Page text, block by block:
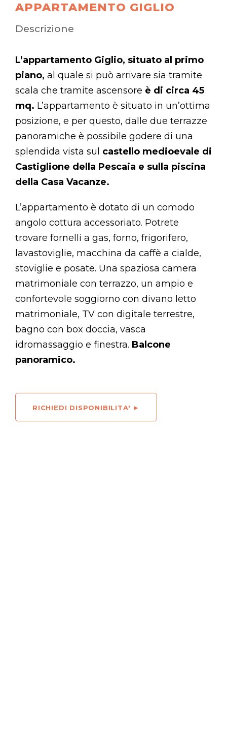
APPARTAMENTO GIGLIO
Descrizione
L’appartamento Giglio, situato al primo
piano, al quale si può arrivare sia tramite
scala che tramite ascensore è di circa 45
mq. L’appartamento è situato in un’ottima
posizione, e per questo, dalle due terrazze
panoramiche è possibile godere di una
splendida vista sul castello medioevale di
Castiglione della Pescaia e sulla piscina
della Casa Vacanze.
L’appartamento è dotato di un comodo
angolo cottura accessoriato. Potrete
trovare fornelli a gas, forno, frigorifero,
lavastoviglie, macchina da caffè a cialde,
stoviglie e posate. Una spaziosa camera
matrimoniale con terrazzo, un ampio e
confortevole soggiorno con divano letto
matrimoniale, TV con digitale terrestre,
bagno con box doccia, vasca
idromassaggio e finestra. Balcone
panoramico.
RICHIEDI DISPONIBILITA' ►